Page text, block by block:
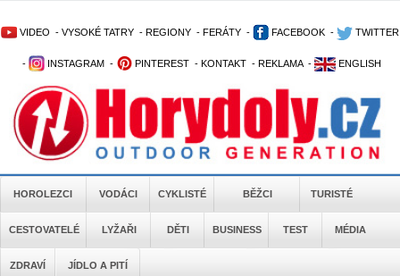
VIDEO - VYSOKÉ TATRY - REGIONY - FERÁTY - FACEBOOK - TWITTER
- INSTAGRAM - PINTEREST - KONTAKT - REKLAMA - ENGLISH
HOROLEZCI VODÁCI CYKLISTÉ BĚŽCI TURISTÉ
CESTOVATELÉ LYŽAŘI DĚTI BUSINESS TEST MÉDIA
ZDRAVÍ JÍDLO A PITÍ